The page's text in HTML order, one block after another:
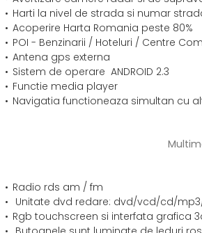
Harti la nivel de strada si numar
Acoperire Harta Romania peste 80%
POI - Benzinarii / Hoteluri / Centre
Antena gps externa
Sistem de operare ANDROID 2.3
Functie media player
Navigatia functioneaza simultan cu
Radio rds am / fm
Unitate dvd redare: dvd/vcd/cd/
Rgb touchscreen si interfata grafica